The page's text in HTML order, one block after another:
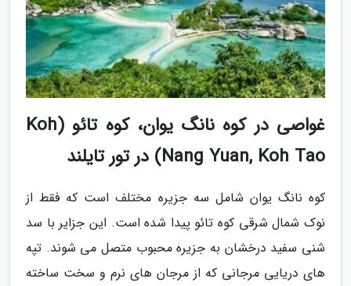
غواصی در کوه نانگ یوان، کوه تائو (Koh
Nang Yuan, Koh Tao) در تور تایلند
کوه نانگ یوان شامل سه جزیره مختلف است که فقط از
نوک شمال شرقی کوه تائو پیدا شده است. این جزایر با سد
شنی سفید درخشان به جزیره محبوب متصل می شوند. تپه
های دریایی مرجانی که از مرجان های نرم و سخت ساخته